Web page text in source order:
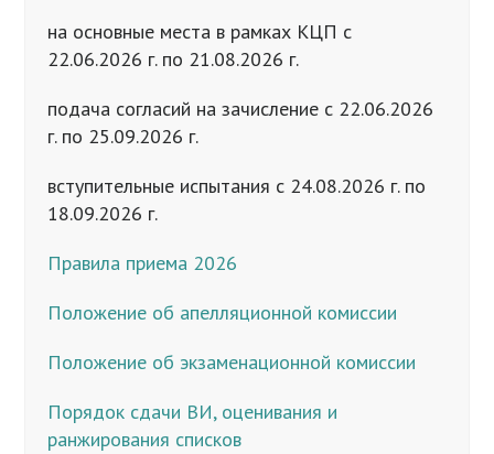
на основные места в рамках КЦП с
22.06.2026 г. по 21.08.2026 г.
подача согласий на зачисление с 22.06.2026
г. по 25.09.2026 г.
вступительные испытания с 24.08.2026 г. по
18.09.2026 г.
Правила приема 2026
Положение об апелляционной комиссии
Положение об экзаменационной комиссии
Порядок сдачи ВИ, оценивания и
ранжирования списков